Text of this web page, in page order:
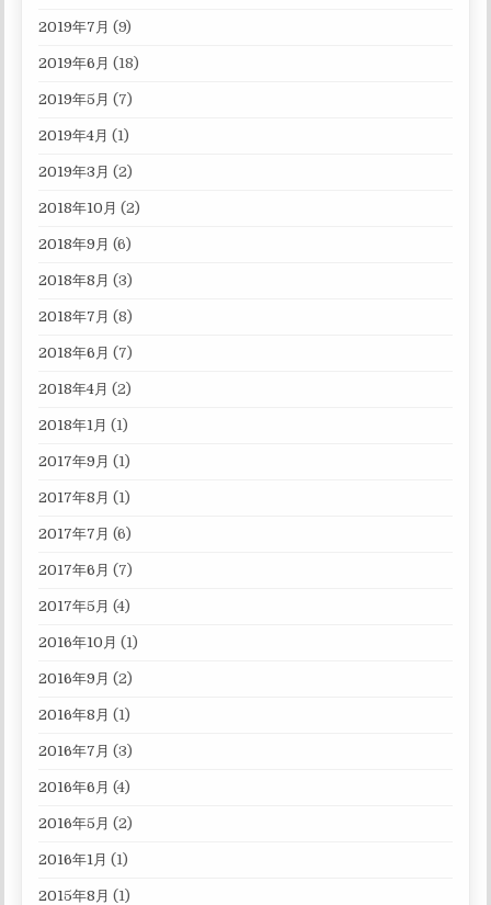
2019年7月 (9)
2019年6月 (18)
2019年5月 (7)
2019年4月 (1)
2019年3月 (2)
2018年10月 (2)
2018年9月 (6)
2018年8月 (3)
2018年7月 (8)
2018年6月 (7)
2018年4月 (2)
2018年1月 (1)
2017年9月 (1)
2017年8月 (1)
2017年7月 (6)
2017年6月 (7)
2017年5月 (4)
2016年10月 (1)
2016年9月 (2)
2016年8月 (1)
2016年7月 (3)
2016年6月 (4)
2016年5月 (2)
2016年1月 (1)
2015年8月 (1)